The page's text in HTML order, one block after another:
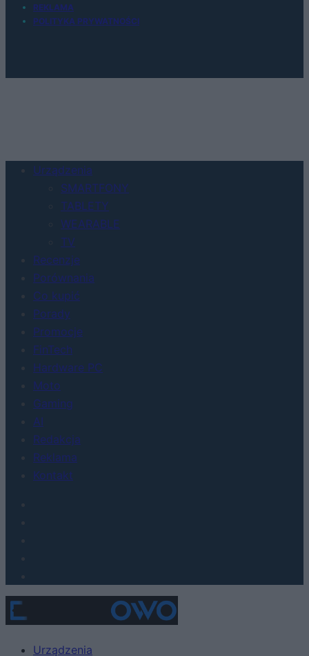
REKLAMA
POLITYKA PRYWATNOŚCI
Urządzenia
SMARTFONY
TABLETY
WEARABLE
TV
Recenzje
Porównania
Co kupić
Porady
Promocje
FinTech
Hardware PC
Moto
Gaming
AI
Redakcja
Reklama
Kontakt
Urządzenia